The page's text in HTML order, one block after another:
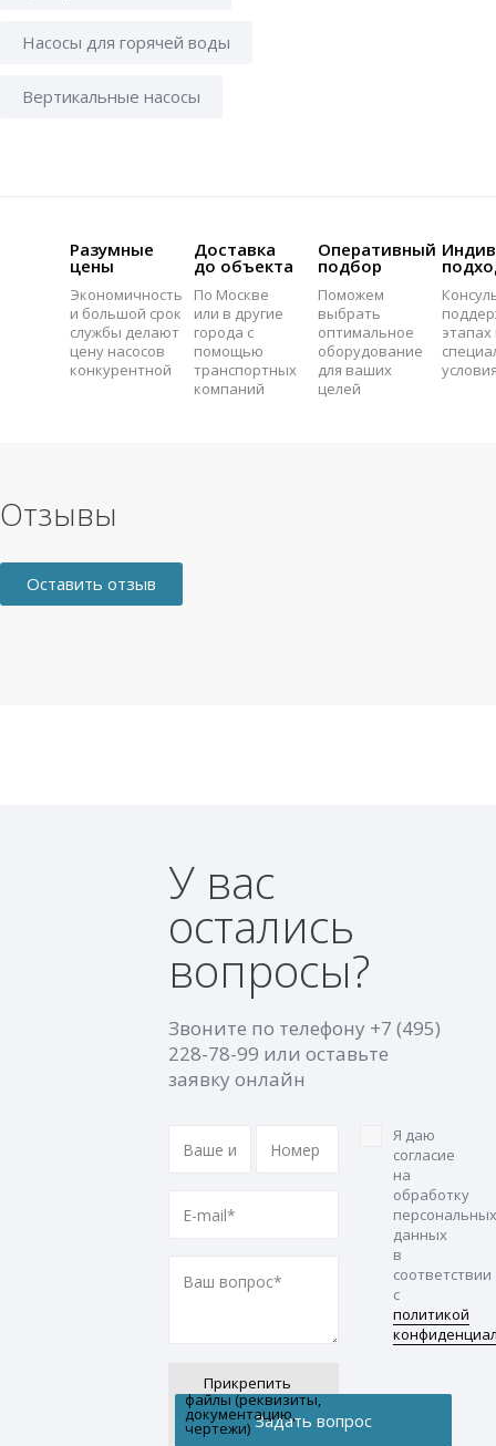
Насосы для горячей воды
Вертикальные насосы
Разумные
цены
Экономичность
и большой срок
службы делают
цену насосов
конкурентной
Доставка
до объекта
По Москве
или в другие
города с
помощью
транспортных
компаний
Оперативный
подбор
Поможем
выбрать
оптимальное
оборудование
для ваших
целей
этапах
Отзывы
Оставить отзыв
У вас
остались
вопросы?
Звоните по телефону +7 (495)
228-78-99 или оставьте
заявку онлайн
Прикрепить
файлы (реквизиты,
документацию,
чертежи)
Я даю
согласие
на
обработку
персональных
данных
в
соответствии
с
политикой